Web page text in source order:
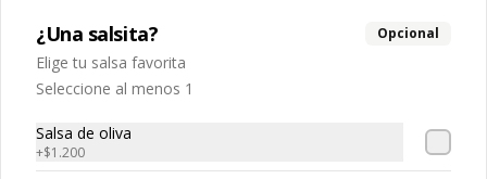
$3.150$4.500
Tempura maki
Camarón tempura
¿Una salsita? Opcional
Elige tu salsa favorita
Seleccione al menos 1
Salsa de oliva
+$1.200